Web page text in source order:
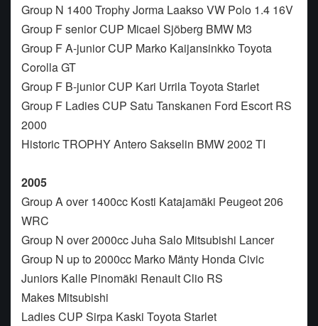
Group N 1400 Trophy Jorma Laakso VW Polo 1.4 16V
Group F senior CUP Micael Sjöberg BMW M3
Group F A-junior CUP Marko Kaijansinkko Toyota
Corolla GT
Group F B-junior CUP Kari Urrila Toyota Starlet
Group F Ladies CUP Satu Tanskanen Ford Escort RS
2000
Historic TROPHY Antero Sakselin BMW 2002 TI
2005
Group A over 1400cc Kosti Katajamäki Peugeot 206
WRC
Group N over 2000cc Juha Salo Mitsubishi Lancer
Group N up to 2000cc Marko Mänty Honda Civic
Juniors Kalle Pinomäki Renault Clio RS
Makes Mitsubishi
Ladies CUP Sirpa Kaski Toyota Starlet